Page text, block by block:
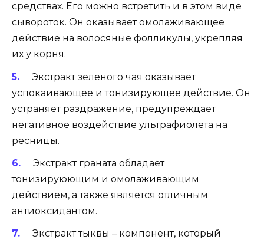
средствах. Его можно встретить и в этом виде
сывороток. Он оказывает омолаживающее
действие на волосяные фолликулы, укрепляя
их у корня.
Экстракт зеленого чая оказывает
успокаивающее и тонизирующее действие. Он
устраняет раздражение, предупреждает
негативное воздействие ультрафиолета на
ресницы.
Экстракт граната обладает
тонизируюющим и омолаживающим
действием, а также является отличным
антиоксидантом.
Экстракт тыквы – компонент, который